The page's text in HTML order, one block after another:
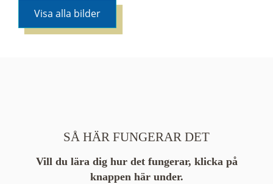
Visa alla bilder
SÅ HÄR FUNGERAR DET
Vill du lära dig hur det fungerar, klicka på
knappen här under.